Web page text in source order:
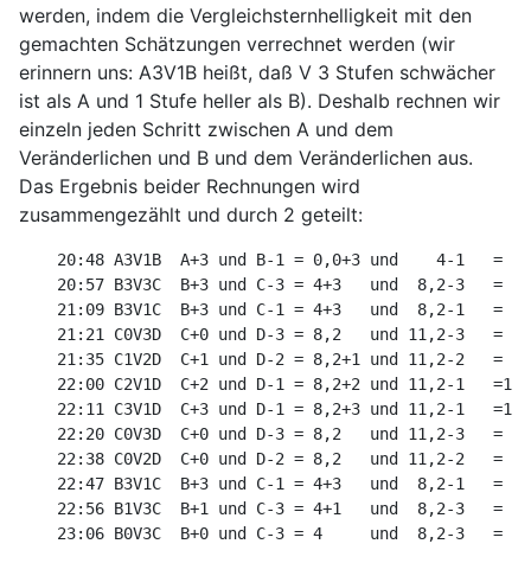
werden, indem die Vergleichsternhelligkeit mit den
gemachten Schätzungen verrechnet werden (wir
erinnern uns: A3V1B heißt, daß V 3 Stufen schwächer
ist als A und 1 Stufe heller als B). Deshalb rechnen wir
einzeln jeden Schritt zwischen A und dem
Veränderlichen und B und dem Veränderlichen aus.
Das Ergebnis beider Rechnungen wird
zusammengezählt und durch 2 geteilt:
20:48 A3V1B  A+3 und B-1 = 0,0+3 und    4-1   = 3
20:57 B3V3C  B+3 und C-3 = 4+3   und  8,2-3   = 7
21:09 B3V1C  B+3 und C-1 = 4+3   und  8,2-1   = 7
21:21 C0V3D  C+0 und D-3 = 8,2   und 11,2-3   =
21:35 C1V2D  C+1 und D-2 = 8,2+1 und 11,2-2   =
22:00 C2V1D  C+2 und D-1 = 8,2+2 und 11,2-1
22:11 C3V1D  C+3 und D-1 = 8,2+3 und 11,2-1
22:20 C0V3D  C+0 und D-3 = 8,2   und 11,2-3   =
22:38 C0V2D  C+0 und D-2 = 8,2   und 11,2-2   =
22:47 B3V1C  B+3 und C-1 = 4+3   und  8,2-1   = 7
22:56 B1V3C  B+1 und C-3 = 4+1   und  8,2-3   = 5